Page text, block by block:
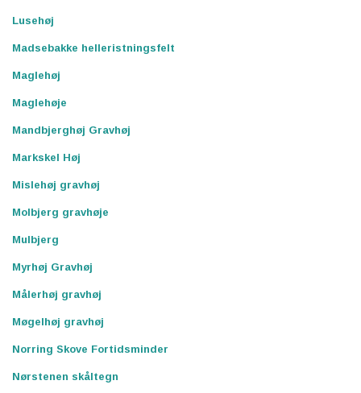
Lusehøj
Madsebakke helleristningsfelt
Maglehøj
Maglehøje
Mandbjerghøj Gravhøj
Markskel Høj
Mislehøj gravhøj
Molbjerg gravhøje
Mulbjerg
Myrhøj Gravhøj
Målerhøj gravhøj
Møgelhøj gravhøj
Norring Skove Fortidsminder
Nørstenen skåltegn